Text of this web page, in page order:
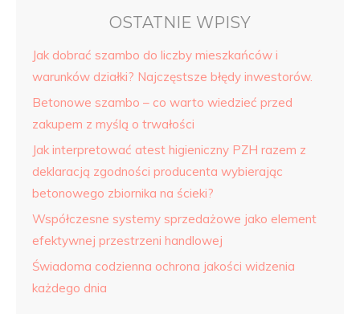
OSTATNIE WPISY
Jak dobrać szambo do liczby mieszkańców i
warunków działki? Najczęstsze błędy inwestorów.
Betonowe szambo – co warto wiedzieć przed
zakupem z myślą o trwałości
Jak interpretować atest higieniczny PZH razem z
deklaracją zgodności producenta wybierając
betonowego zbiornika na ścieki?
Współczesne systemy sprzedażowe jako element
efektywnej przestrzeni handlowej
Świadoma codzienna ochrona jakości widzenia
każdego dnia